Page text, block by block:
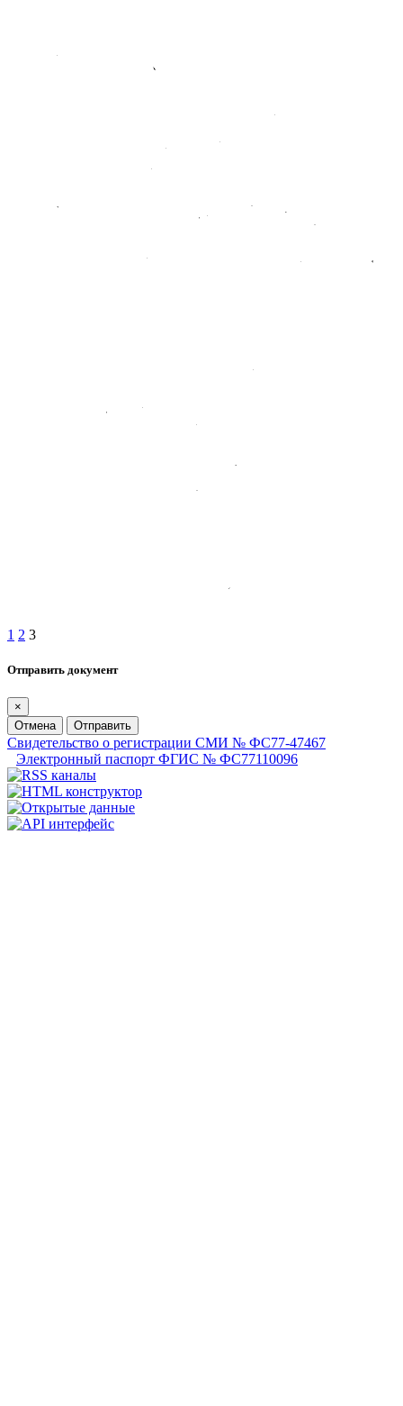
1 2 3
Отправить документ
×
Отмена
Отправить
Свидетельство о регистрации СМИ № ФС77-47467
Электронный паспорт ФГИС № ФС77110096